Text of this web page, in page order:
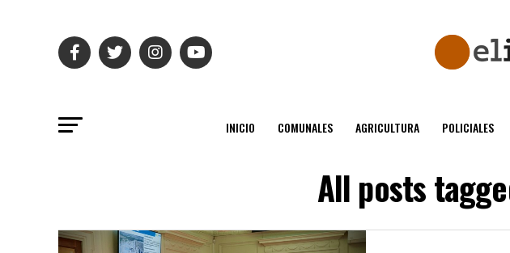
INICIO COMUNALES AGRICULTURA POLICIALES
All posts